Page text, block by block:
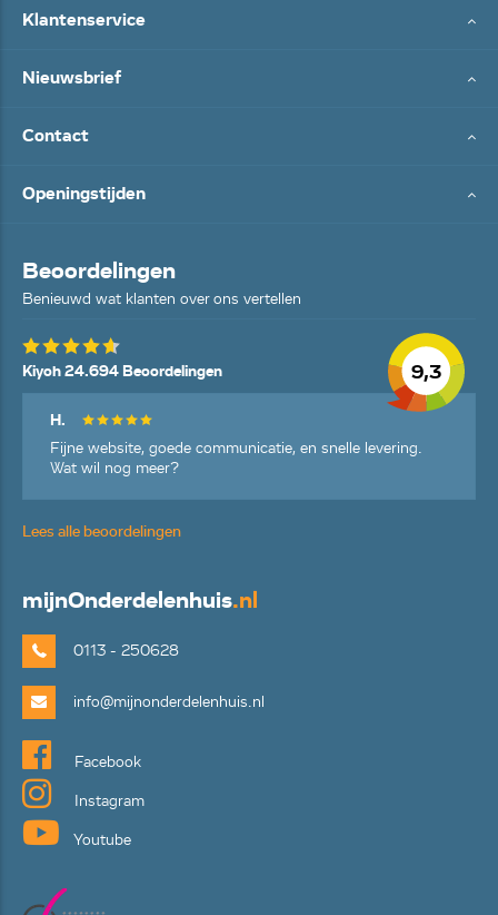
Klantenservice
Nieuwsbrief
Contact
Openingstijden
Beoordelingen
Benieuwd wat klanten over ons vertellen
9,3
Kiyoh 24.694 Beoordelingen
H.
Fijne website, goede communicatie, en snelle levering.
Wat wil nog meer?
Lees alle beoordelingen
mijnOnderdelenhuis.nl
0113 - 250628
info@mijnonderdelenhuis.nl
Facebook
Instagram
Youtube